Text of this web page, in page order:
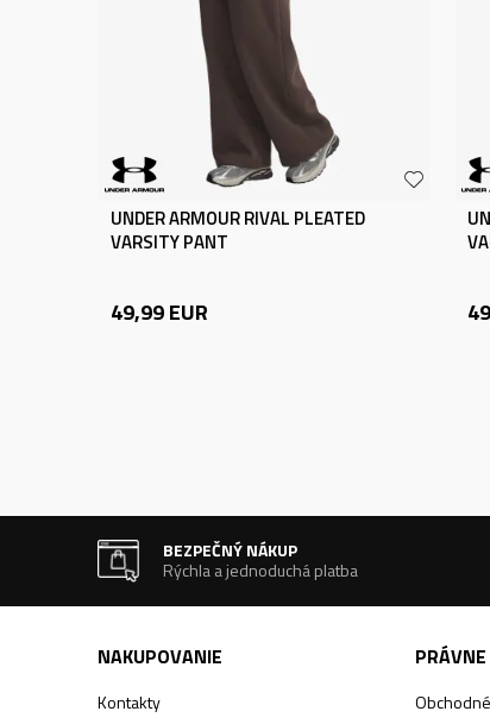
UNDER ARMOUR RIVAL PLEATED
VARSITY PANT
49,99EUR
BEZPEČNÝ NÁKUP
Rýchla a jednoduchá platba
NAKUPOVANIE
Kontakty